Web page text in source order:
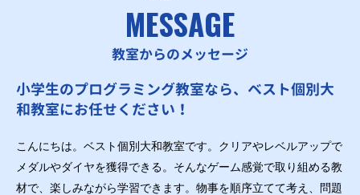
MESSAGE
教室からのメッセージ
小学生のプログラミング教室なら、ベスト個別大
和教室にお任せください！
こんにちは。ベスト個別大和教室です。クリアやレベルアップで
メダルやダイヤを獲得できる。そんなゲーム感覚で取り組める教
材で、楽しみながら学習できます。物事を順序立てて考え、問題